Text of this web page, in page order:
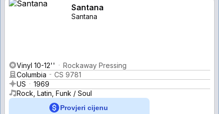
Santana
Santana
Vinyl 10-12''
Rockaway Pressing
Columbia
CS 9781
US
1969
Rock, Latin, Funk / Soul
Provjeri cijenu